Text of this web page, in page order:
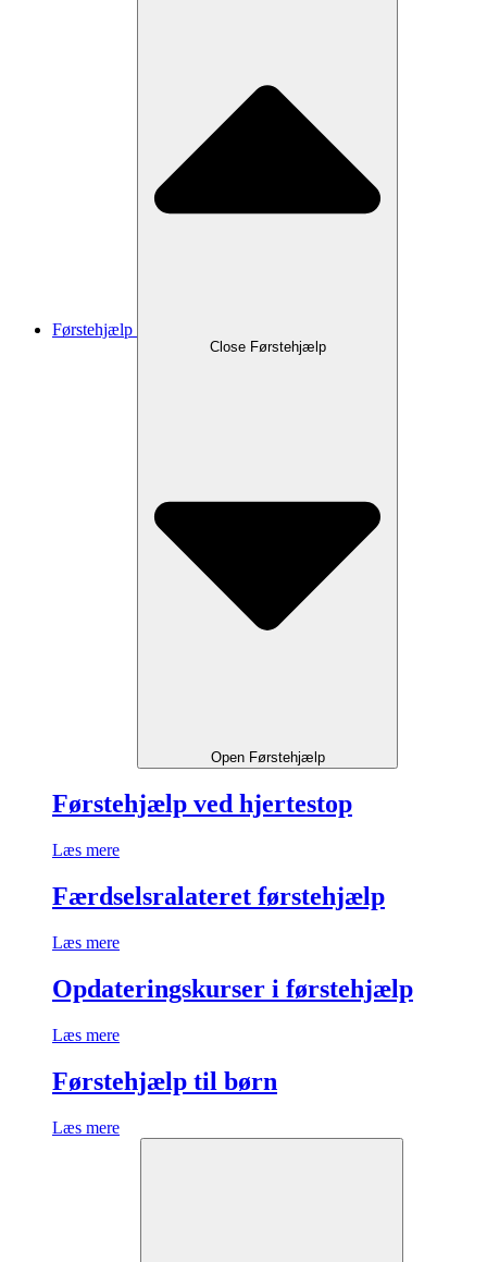
Førstehjælp
Close Førstehjælp
Open Førstehjælp
Førstehjælp ved hjertestop
Læs mere
Færdselsralateret førstehjælp
Læs mere
Opdateringskurser i førstehjælp
Læs mere
Førstehjælp til børn
Læs mere